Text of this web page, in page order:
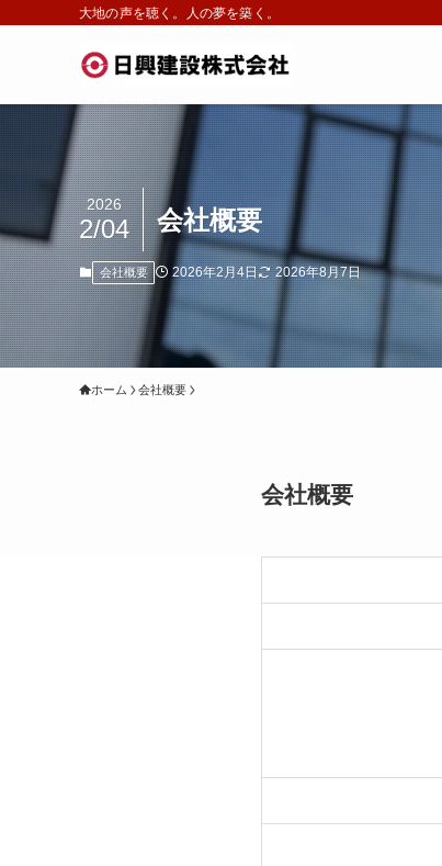
大地の声を聴く。人の夢を築く。
会社概要
2026
2/04
会社概要 2026年2月4日 2026年8月7日
ホーム 会社概要
会社概要